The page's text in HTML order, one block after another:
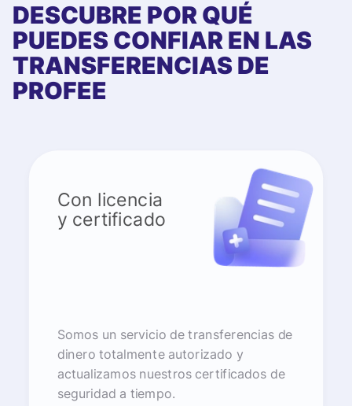
DESCUBRE POR QUÉ
PUEDES CONFIAR EN LAS
TRANSFERENCIAS DE
PROFEE
Con licencia
y certificado
Somos un servicio de transferencias de
dinero totalmente autorizado y
actualizamos nuestros certificados de
seguridad a tiempo.